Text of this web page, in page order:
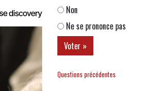
Non
Ne se prononce pas
Questions précédentes